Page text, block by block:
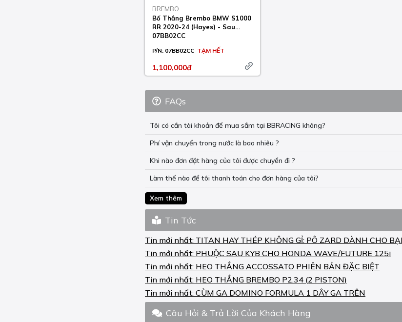
BREMBO
Bố Thắng Brembo BMW S1000
RR 2020-24 (Hayes) - Sau
07BB02CC
P/N: 07BB02CC TẠM HẾT
1,100,000đ
FAQs
Tôi có cần tài khoản để mua sắm tại BBRACING không?
Phí vận chuyển trong nước là bao nhiêu ?
Khi nào đơn đặt hàng của tôi được chuyển đi ?
Làm thế nào để tôi thanh toán cho đơn hàng của tôi?
Xem thêm
Tin Tức
Tin mới nhất: TITAN HAY THÉP KHÔNG GỈ: PÔ ZARD DÀNH CHO
Tin mới nhất: PHUỘC SAU KYB CHO HONDA WAVE/FUTURE 125i
Tin mới nhất: HEO THẮNG ACCOSSATO PHIÊN BẢN ĐẶC BIỆT
Tin mới nhất: HEO THẮNG BREMBO P2.34 (2 PISTON)
Tin mới nhất:CÙM GA DOMINO FORMULA 1 DÂY GA TRÊN
Câu Hỏi & Trả Lời Của Khách Hàng